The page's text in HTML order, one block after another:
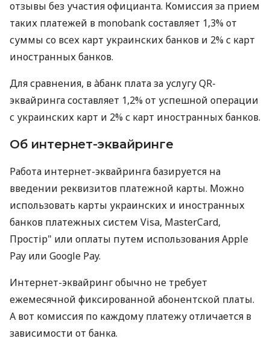
отзывы без участия официанта. Комиссия за прием
таких платежей в monobank составляет 1,3% от
суммы со всех карт украинских банков и 2% с карт
иностранных банков.
Для сравнения, в àбанк плата за услугу QR-
эквайринга составляет 1,2% от успешной операции
с украинских карт и 2% с карт иностранных банков.
Об интернет-эквайринге
Работа интернет-эквайринга базируется на
введении реквизитов платежной карты. Можно
использовать карты украинских и иностранных
банков платежных систем Visa, MasterCard,
Простір" или оплаты путем использования Apple
Pay или Google Pay.
Интернет-эквайринг обычно не требует
ежемесячной фиксированной абонентской платы.
А вот комиссия по каждому платежу отличается в
зависимости от банка.